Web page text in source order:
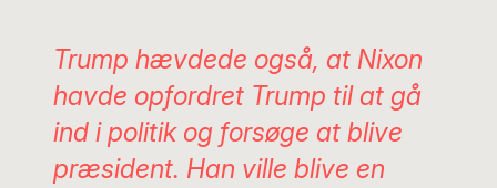
Trump hævdede også, at Nixon
havde opfordret Trump til at gå
ind i politik og forsøge at blive
præsident. Han ville blive en